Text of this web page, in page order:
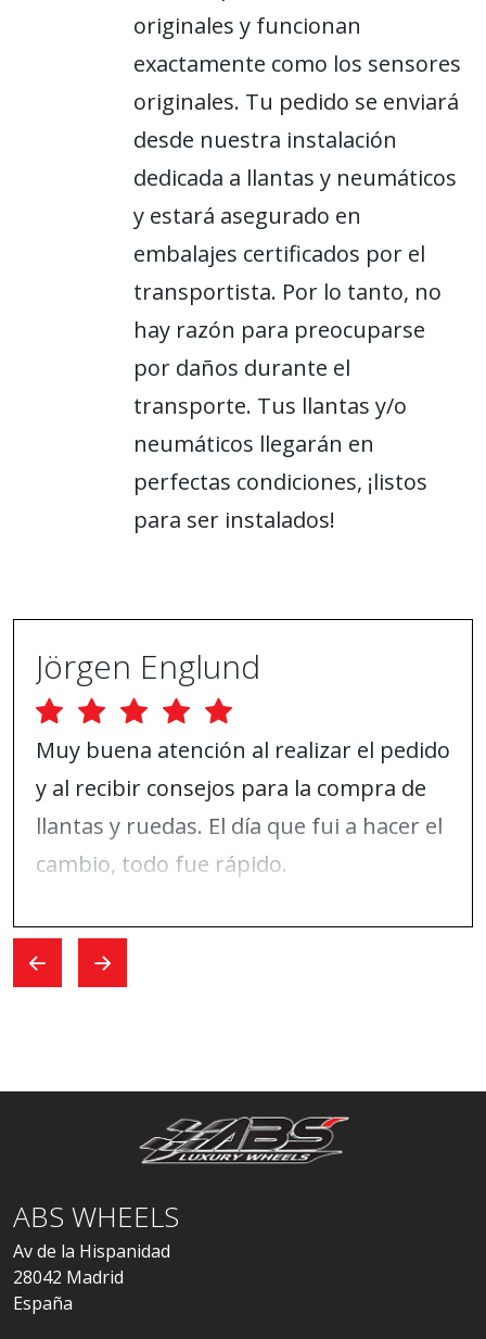
originales y funcionan
exactamente como los sensores
originales. Tu pedido se enviará
desde nuestra instalación
dedicada a llantas y neumáticos
y estará asegurado en
embalajes certificados por el
transportista. Por lo tanto, no
hay razón para preocuparse
por daños durante el
transporte. Tus llantas y/o
neumáticos llegarán en
perfectas condiciones, ¡listos
para ser instalados!
Jörgen Englund
Muy buena atención al realizar el pedido
y al recibir consejos para la compra de
llantas y ruedas. El día que fui a hacer el
cambio, todo fue rápido.
ABS WHEELS
Av de la Hispanidad
28042 Madrid
España